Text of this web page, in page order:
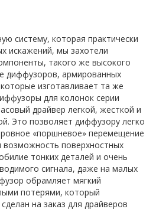
систему, которая практически
искажений, мы захотели
такого же высокого
диффузоров, армированных
изготавливает та же
для колонок серии
драйвер легкой, жесткой и
Это позволяет диффузору легко
«поршневое» перемещение
возможность поверхностных
тонких деталей и очень
сигнала, даже на малых
обрамляет мягкий
потерями, который
на заказ для драйверов